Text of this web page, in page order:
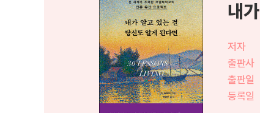
내
저자
출판사
출판일
등록일